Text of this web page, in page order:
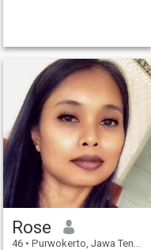
faith, and loyalty. I enjoy
traveling, am a sing
Rose
46 • Purwokerto, Jawa Tengah, Indonesien